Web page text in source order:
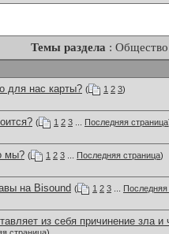
Темы раздела : Общество
для нас карты? ( 1 2 3)
( 1 2 3 Последняя страница
мы? ( 1 2 3 Последняя страница)
на Bisound ( 1 2 3 Последняя
из себя причинение зла и